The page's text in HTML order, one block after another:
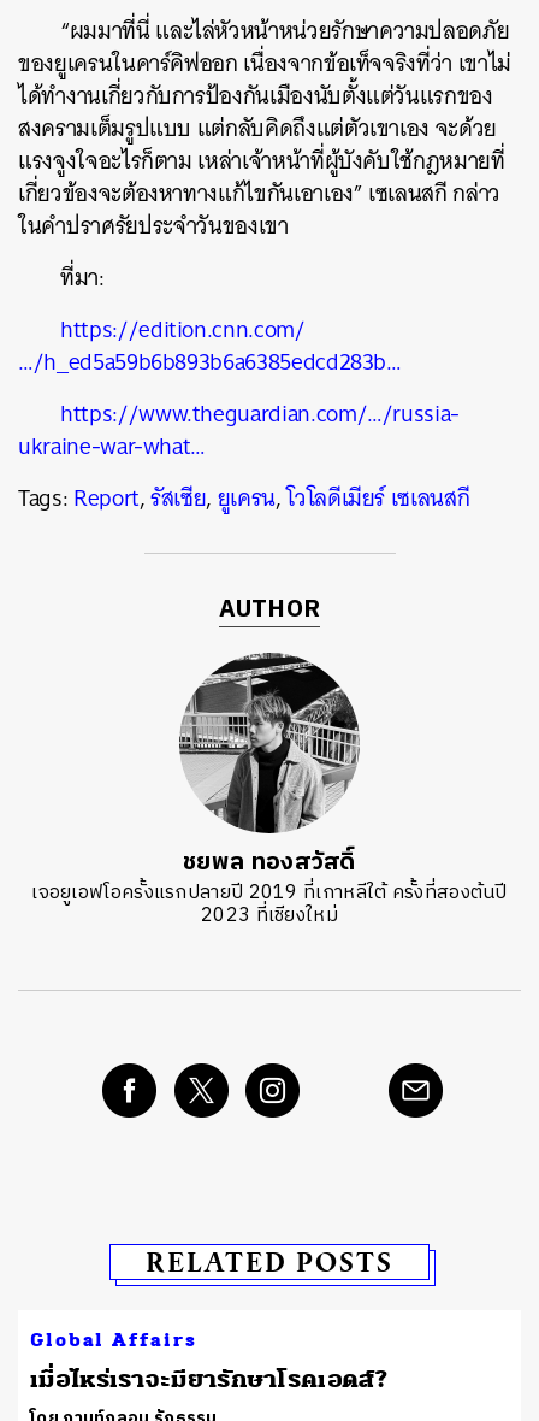
“ผมมาที่นี่ และไล่หัวหน้าหน่วยรักษาความปลอดภัย
ของยูเครนในคาร์คิฟออก เนื่องจากข้อเท็จจริงที่ว่า เขาไม่
ได้ทำงานเกี่ยวกับการป้องกันเมืองนับตั้งแต่วันแรกของ
สงครามเต็มรูปแบบ แต่กลับคิดถึงแต่ตัวเขาเอง จะด้วย
แรงจูงใจอะไรก็ตาม เหล่าเจ้าหน้าที่ผู้บังคับใช้กฎหมายที่
เกี่ยวข้องจะต้องหาทางแก้ไขกันเอาเอง” เซเลนสกี กล่าว
ในคำปราศรัยประจำวันของเขา
ที่มา:
https://edition.cnn.com/
…/h_ed5a59b6b893b6a6385edcd283b…
https://www.theguardian.com/…/russia-
ukraine-war-what…
Tags:Report,รัสเซีย,ยูเครน,โวโลดีเมียร์ เซเลนสกี
AUTHOR
ชยพล ทองสวัสดิ์
เจอยูเอฟโอครั้งแรกปลายปี 2019 ที่เกาหลีใต้ ครั้งที่สองต้นปี
2023 ที่เชียงใหม่
RELATED POSTS
Global Affairs
เมื่อไหร่เราจะมียารักษาโรคเอดส์?